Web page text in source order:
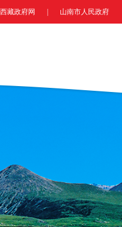
西藏政府网 山南市人民政府